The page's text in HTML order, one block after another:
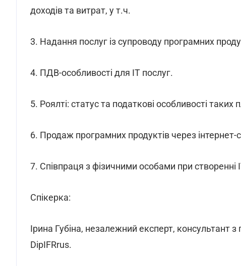
доходів та витрат, у т.ч.
3. Надання послуг із супроводу програмних
4. ПДВ-особливості для ІТ послуг.
5. Роялті: статус та податкові особливості таких
6. Продаж програмних продуктів через інтернет-
7. Співпраця з фізичними особами при створенні
Спікерка:
Ірина Губіна, незалежний експерт, консультант
DipIFRrus.